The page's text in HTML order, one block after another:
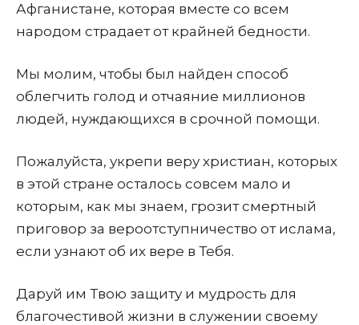
Афганистане, которая вместе со всем
народом страдает от крайней бедности.
Мы молим, чтобы был найден способ
облегчить голод и отчаяние миллионов
людей, нуждающихся в срочной помощи.
Пожалуйста, укрепи веру христиан, которых
в этой стране осталось совсем мало и
которым, как мы знаем, грозит смертный
приговор за вероотступничество от ислама,
если узнают об их вере в Тебя.
Даруй им Твою защиту и мудрость для
благочестивой жизни в служении своему